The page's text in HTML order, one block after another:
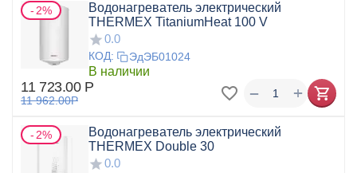
2%
Водонагреватель электрический
THERMEX TitaniumHeat 100 V
0.0
КОД: ЭдЭБ01024
В наличии
11 723.00 Р
11 962.00Р +
−
2%
Водонагреватель электрический
THERMEX Double 30
0.0